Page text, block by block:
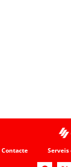
Contacte